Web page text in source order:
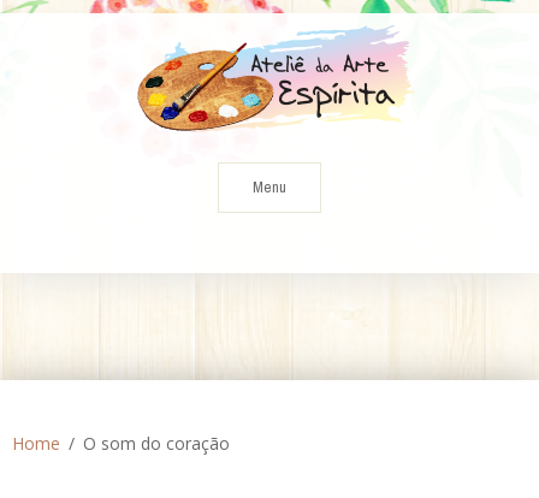
Skip
Menu
Home O som do coração